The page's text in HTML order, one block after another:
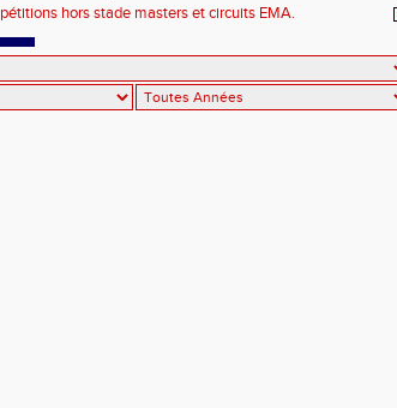
hors stade masters et circuits EMA.